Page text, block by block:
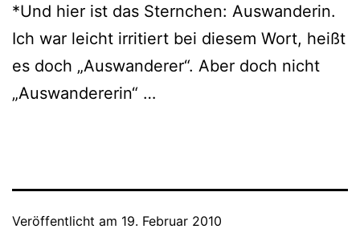
*Und hier ist das Sternchen: Auswanderin.
Ich war leicht irri­tiert bei die­sem Wort, heißt
es doch „Auswanderer“. Aber doch nicht
„Auswandererin“ …
Veröffentlicht am 19. Februar 2010